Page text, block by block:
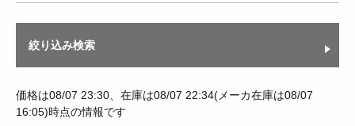
絞り込み検索
価格は08/07 23:30、在庫は08/07 22:34(メーカ在庫は08/07
16:05)時点の情報です